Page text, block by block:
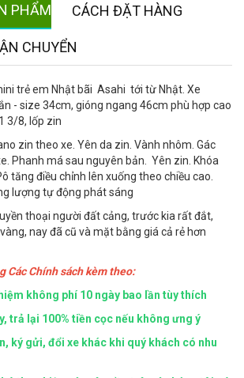
PHẨM CÁCH ĐẶT HÀNG
CHUYỂN
trẻ em Nhật bãi Asahi tới từ Nhật. Xe
- size 34cm, gióng ngang 46cm phù hợp cao
3/8, lốp zin
zin theo xe. Yên da zin. Vành nhôm. Gác
Phanh má sau nguyên bản. Yên zin. Khóa
tăng điều chỉnh lên xuống theo chiều cao.
lượng tự động phát sáng
thoại người đất cảng, trước kia rất đắt,
nay đã cũ và mặt bằng giá cả rẻ hơn
Các Chính sách kèm theo:
không phí 10 ngày bao lần tùy thích
trả lại 100% tiền cọc nếu không ưng ý
ký gửi, đổi xe khác khi quý khách có nhu